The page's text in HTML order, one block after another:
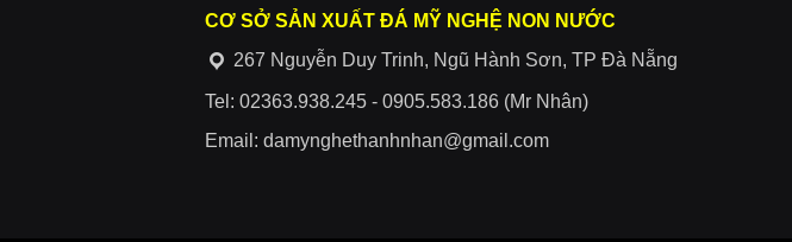
CƠ SỞ SẢN XUẤT ĐÁ MỸ NGHỆ NON NƯỚC
267 Nguyễn Duy Trinh, Ngũ Hành Sơn, TP Đà Nẵng
Tel: 02363.938.245 - 0905.583.186 (Mr Nhân)
Email: damynghethanhnhan@gmail.com